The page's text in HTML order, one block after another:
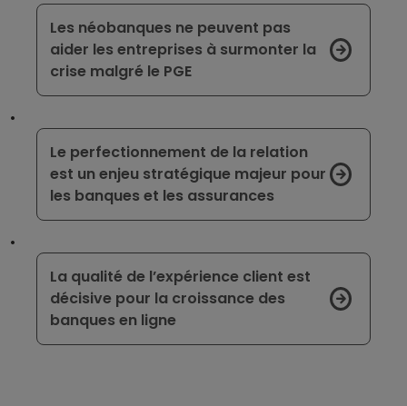
Les néobanques ne peuvent pas
aider les entreprises à surmonter la
crise malgré le PGE
Le perfectionnement de la relation
est un enjeu stratégique majeur pour
les banques et les assurances
La qualité de l’expérience client est
décisive pour la croissance des
banques en ligne